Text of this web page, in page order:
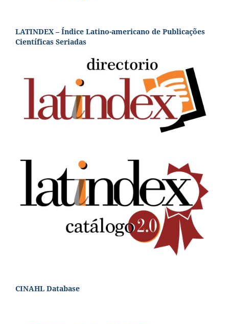
LATINDEX – Índice Latino-americano de Publicações
Científicas Seriadas
CINAHL Database